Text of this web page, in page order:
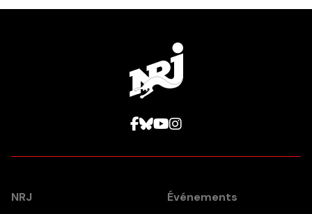
NRJ Événements